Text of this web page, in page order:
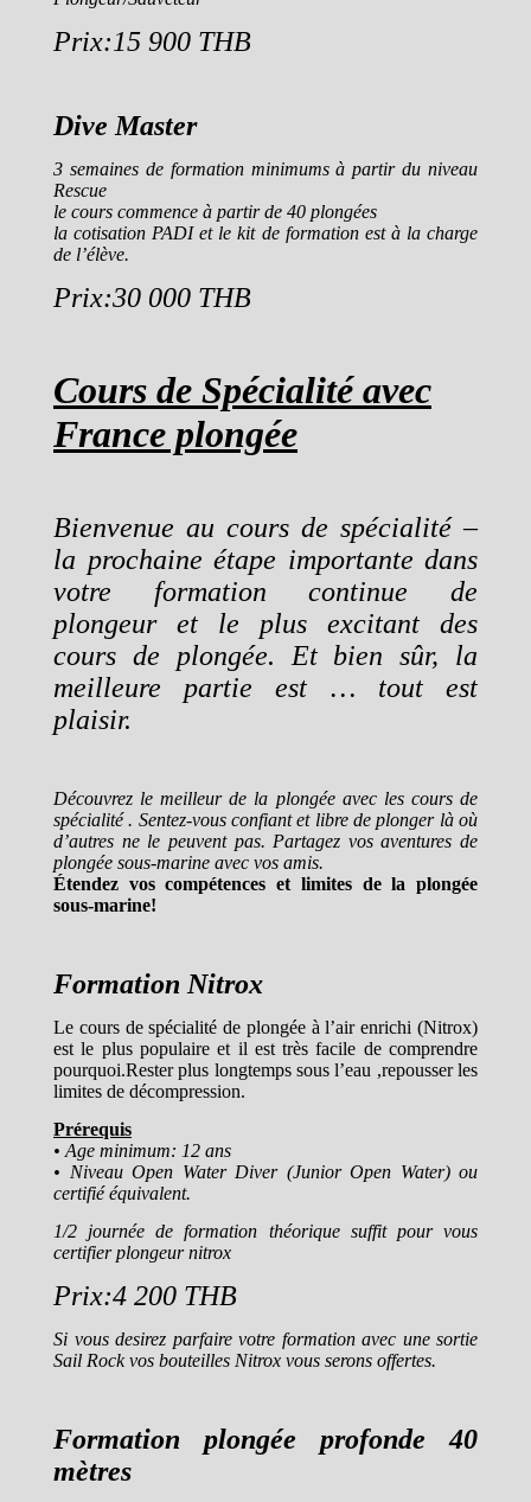
Prix:15 900 THB
Dive Master
3 semaines de formation minimums à partir du niveau
Rescue
le cours commence à partir de 40 plongées
la cotisation PADI et le kit de formation est à la charge
de l’élève.
Prix:30 000 THB
Cours de Spécialité avec
France plongée
Bienvenue au cours de spécialité –
la prochaine étape importante dans
votre formation continue de
plongeur et le plus excitant des
cours de plongée. Et bien sûr, la
meilleure partie est … tout est
plaisir.
Découvrez le meilleur de la plongée avec les cours de
spécialité . Sentez-vous confiant et libre de plonger là où
d’autres ne le peuvent pas. Partagez vos aventures de
plongée sous-marine avec vos amis.
Étendez vos compétences et limites de la plongée
sous-marine!
Formation Nitrox
Le cours de spécialité de plongée à l’air enrichi (Nitrox)
est le plus populaire et il est très facile de comprendre
pourquoi.Rester plus longtemps sous l’eau ,repousser les
limites de décompression.
Prérequis
• Age minimum: 12 ans
• Niveau Open Water Diver (Junior Open Water) ou
certifié équivalent.
1/2 journée de formation théorique suffit pour vous
certifier plongeur nitrox
Prix:4 200 THB
Si vous desirez parfaire votre formation avec une sortie
Sail Rock vos bouteilles Nitrox vous serons offertes.
Formation plongée profonde 40
mètres